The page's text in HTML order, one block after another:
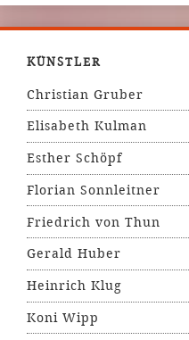
KÜNSTLER
Christian Gruber
Elisabeth Kulman
Esther Schöpf
Florian Sonnleitner
Friedrich von Thun
Gerald Huber
Heinrich Klug
Koni Wipp